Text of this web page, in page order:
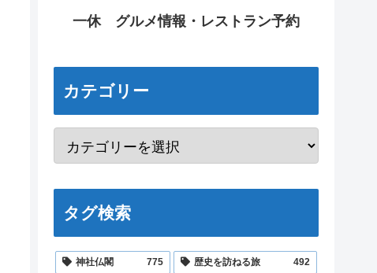
一休 グルメ情報・レストラン予約
カテゴリー
タグ検索
神社仏閣 775 歴史を訪ねる旅 492